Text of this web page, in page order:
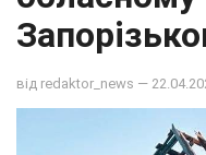
від redaktor_news —